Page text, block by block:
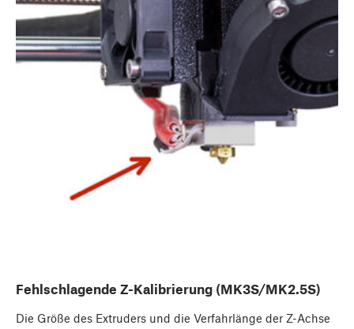
Fehlschlagende Z-Kalibrierung (MK3S/MK2.5S)
Die Größe des Extruders und die Verfahrlänge der Z-Achse